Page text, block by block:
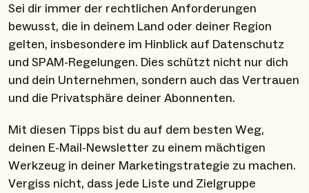
Sei dir immer der rechtlichen Anforderungen
bewusst, die in deinem Land oder deiner Region
gelten, insbesondere im Hinblick auf Datenschutz
und SPAM-Regelungen. Dies schützt nicht nur dich
und dein Unternehmen, sondern auch das Vertrauen
und die Privatsphäre deiner Abonnenten.
Mit diesen Tipps bist du auf dem besten Weg,
deinen E-Mail-Newsletter zu einem mächtigen
Werkzeug in deiner Marketingstrategie zu machen.
Vergiss nicht, dass jede Liste und Zielgruppe